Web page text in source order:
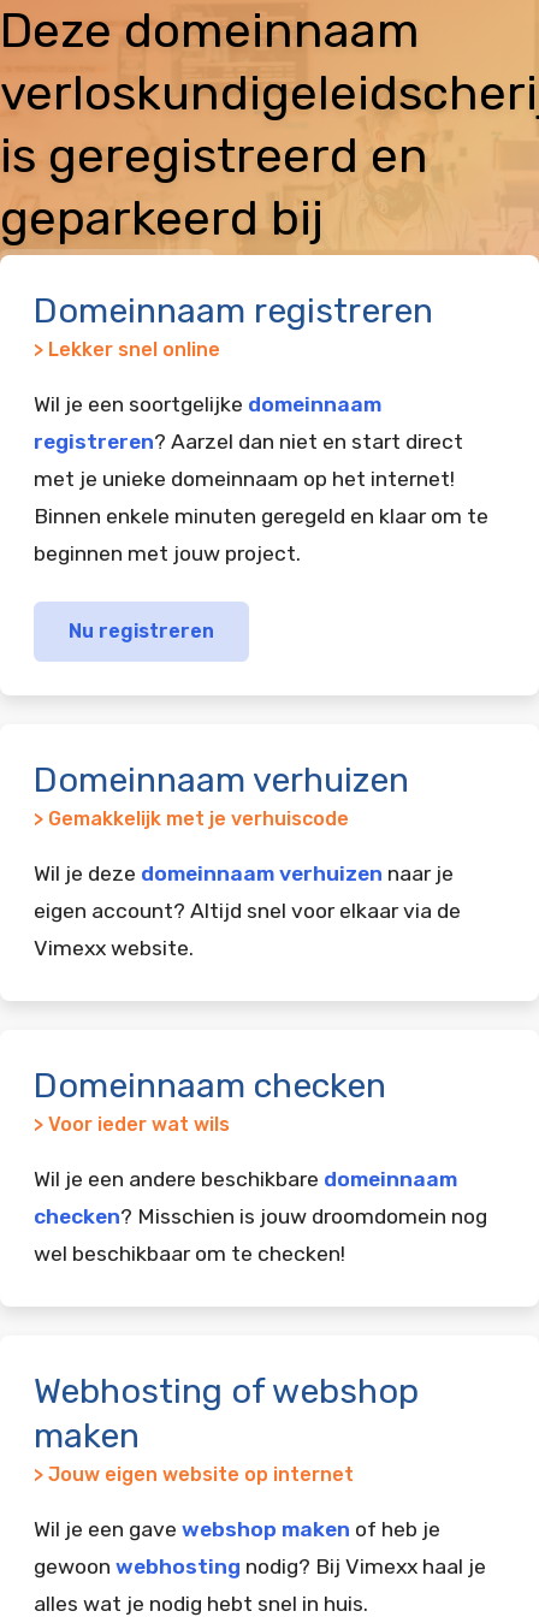
Deze domeinnaam
is geregistreerd en
geparkeerd bij
Domeinnaam registreren
> Lekker snel online
Wil je een soortgelijke domeinnaam
registreren? Aarzel dan niet en start direct
met je unieke domeinnaam op het internet!
Binnen enkele minuten geregeld en klaar om te
beginnen met jouw project.
Nu registreren
Domeinnaam verhuizen
> Gemakkelijk met je verhuiscode
Wil je deze domeinnaam verhuizen naar je
eigen account? Altijd snel voor elkaar via de
Vimexx website.
Domeinnaam checken
> Voor ieder wat wils
Wil je een andere beschikbare domeinnaam
checken? Misschien is jouw droomdomein nog
wel beschikbaar om te checken!
Webhosting of webshop
maken
> Jouw eigen website op internet
Wil je een gave webshop maken of heb je
gewoon webhosting nodig? Bij Vimexx haal je
alles wat je nodig hebt snel in huis.